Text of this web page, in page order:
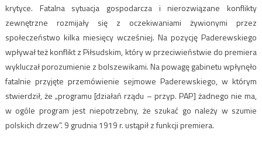
krytyce. Fatalna sytuacja gospodarcza i nierozwiązane konflikty
zewnętrzne rozmijały się z oczekiwaniami żywionymi przez
społeczeństwo kilka miesięcy wcześniej. Na pozycję Paderewskiego
wpływał też konflikt z Piłsudskim, który w przeciwieństwie do premiera
wykluczał porozumienie z bolszewikami. Na powagę gabinetu wpłynęło
fatalnie przyjęte przemówienie sejmowe Paderewskiego, w którym
stwierdził, że „programu [działań rządu – przyp. PAP] żadnego nie ma,
w ogóle program jest niepotrzebny, że szukać go należy w szumie
polskich drzew”. 9 grudnia 1919 r. ustąpił z funkcji premiera.